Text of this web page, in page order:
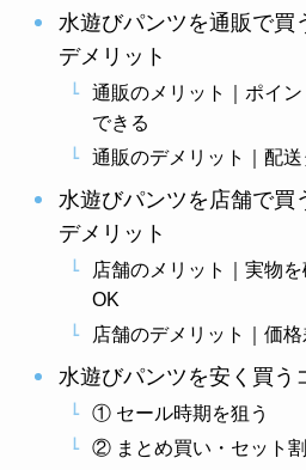
水遊びパンツを通販で買
デメリット
通販のメリット｜ポイ
できる
通販のデメリット｜配
水遊びパンツを店舗で買
デメリット
店舗のメリット｜実物
OK
店舗のデメリット｜価
水遊びパンツを安く買う
① セール時期を狙う
② まとめ買い・セット